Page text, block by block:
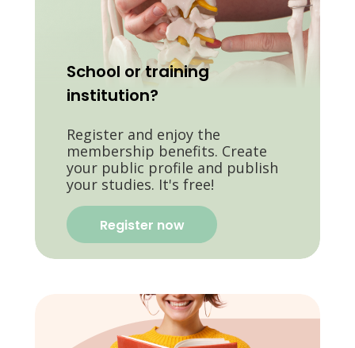
School or training
institution?
Register and enjoy the
membership benefits. Create
your public profile and publish
your studies. It's free!
Register now